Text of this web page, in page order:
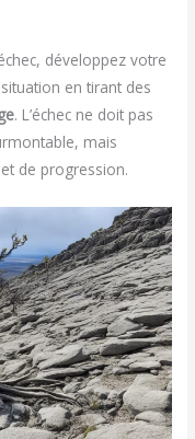
développez votre
en tirant des
. L’échec ne doit pas
mais
de progression.